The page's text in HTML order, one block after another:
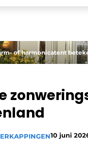
of harmonicatent
10 juni